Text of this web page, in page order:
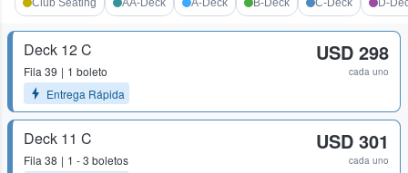
Club Seating AA-Deck A-Deck B-Deck C-Deck D-
Deck 12 C
Fila 39
1 boleto
Entrega Rápida
USD 298
cada uno
Deck 11 C
Fila 38
1 - 3 boletos
USD 301
cada uno